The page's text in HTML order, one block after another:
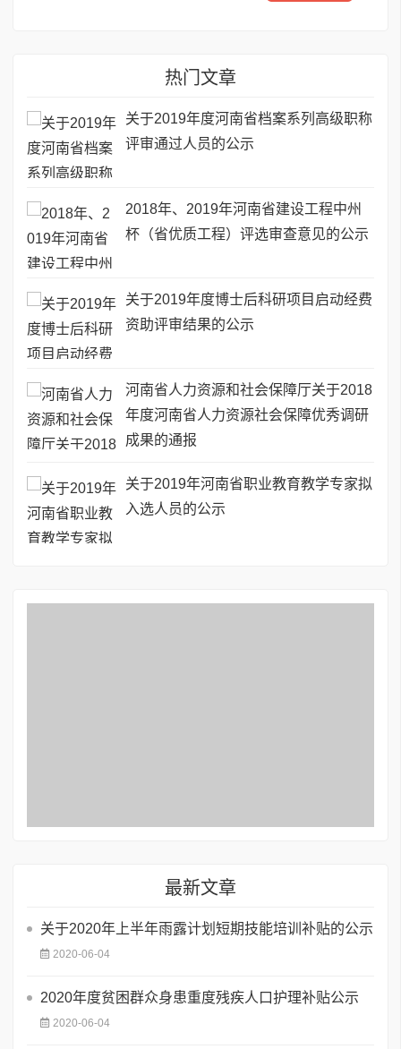
热门文章
关于2019年度河南省档案系列高级职称
评审通过人员的公示
2018年、2019年河南省建设工程中州
杯（省优质工程）评选审查意见的公示
关于2019年度博士后科研项目启动经费
资助评审结果的公示
河南省人力资源和社会保障厅关于2018
年度河南省人力资源社会保障优秀调研
成果的通报
关于2019年河南省职业教育教学专家拟
入选人员的公示
最新文章
关于2020年上半年雨露计划短期技能培训补贴的公示
2020-06-04
2020年度贫困群众身患重度残疾人口护理补贴公示
2020-06-04